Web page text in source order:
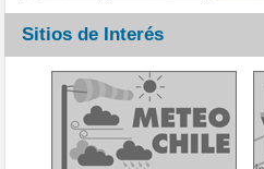
Sitios de Interés